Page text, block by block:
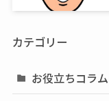
カテゴリー
お役立ちコラム